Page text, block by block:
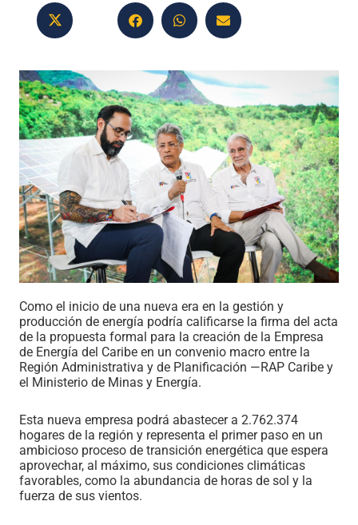
Como el inicio de una nueva era en la gestión y
producción de energía podría calificarse la firma del acta
de la propuesta formal para la creación de la Empresa
de Energía del Caribe en un convenio macro entre la
Región Administrativa y de Planificación —RAP Caribe y
el Ministerio de Minas y Energía.
Esta nueva empresa podrá abastecer a 2.762.374
hogares de la región y representa el primer paso en un
ambicioso proceso de transición energética que espera
aprovechar, al máximo, sus condiciones climáticas
favorables, como la abundancia de horas de sol y la
fuerza de sus vientos.